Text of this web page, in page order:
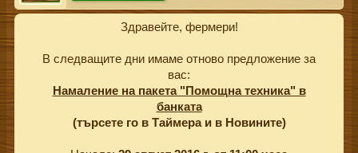
Здравейте, фермери!
В следващите дни имаме отново предложение за
вас:
Намаление на пакета "Помощна техника" в
банката
(търсете го в Таймера и в Новините)